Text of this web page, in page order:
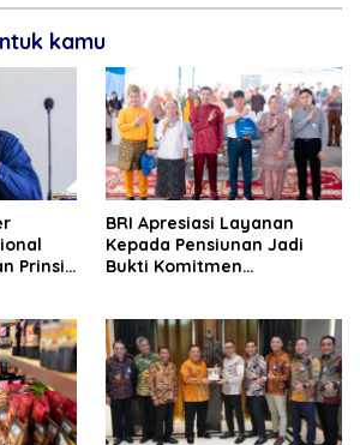
kamu
Prinsip
BRI Apresiasi Layanan
Kepada Pensiunan Jadi
Bukti Komitmen